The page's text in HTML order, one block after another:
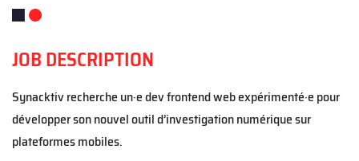
JOB DESCRIPTION
Synacktiv recherche un·e dev frontend web expérimenté·e pour
développer sonnouveloutil d’investigation numérique sur
plateformes mobiles.